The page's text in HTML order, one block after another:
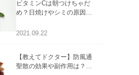
ビタミンCは朝つけちゃだ
め？日焼けやシミの原因に
2021.09.22
【教えてドクター】防風通
聖散の効果や副作用は？長